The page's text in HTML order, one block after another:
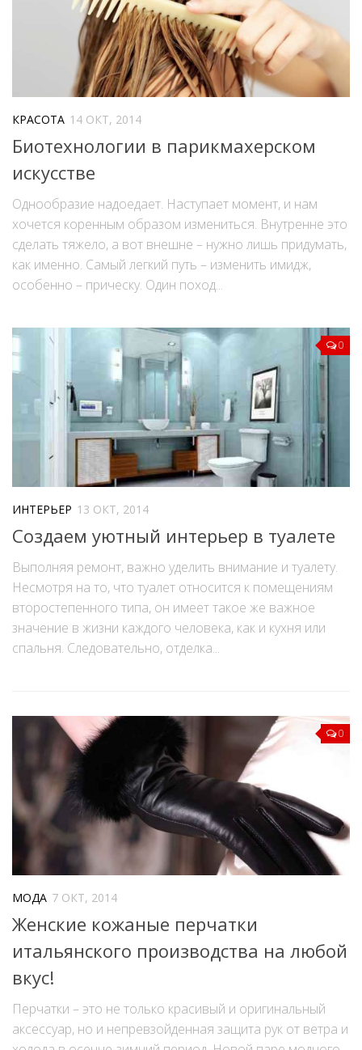
КРАСОТА 14 ОКТ, 2014
Биотехнологии в парикмахерском
искусстве
Однообразие надоедает. Наступает момент, и нам
хочется коренным образом измениться. Внутренне это
сделать тяжело, а вот внешне – нужно лишь придумать,
как именно. Самый легкий путь – изменить имидж,
особенно – прическу. Один поход...
0
ИНТЕРЬЕР 13 ОКТ, 2014
Создаем уютный интерьер в туалете
Выполняя ремонт, важно уделить внимание и туалету.
Несмотря на то, что туалет относится к помещениям
второстепенного типа, он имеет такое же важное
значение в жизни каждого человека, как и кухня или
спальня. Следовательно, отделка...
0
МОДА 7 ОКТ, 2014
Женские кожаные перчатки
итальянского производства на любой
вкус!
Перчатки – это не только красивый и оригинальный
аксессуар, но и непревзойденная защита рук от ветра и